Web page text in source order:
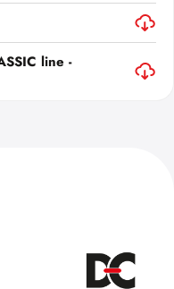
line -